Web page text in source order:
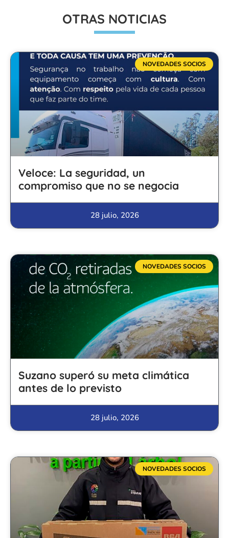
OTRAS NOTICIAS
NOVEDADES SOCIOS
Veloce: La seguridad, un
compromiso que no se negocia
28 julio, 2026
NOVEDADES SOCIOS
Suzano superó su meta climática
antes de lo previsto
28 julio, 2026
NOVEDADES SOCIOS